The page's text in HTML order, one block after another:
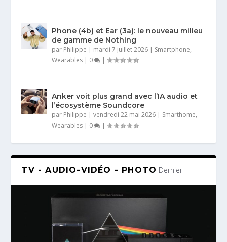
Phone (4b) et Ear (3a): le nouveau milieu
de gamme de Nothing
par Philippe mardi 7 juillet 2026 Smartphone,
Wearables
0 |
Anker voit plus grand avec l’IA audio et
l’écosystème Soundcore
par Philippe |vendredi 22 mai 2026 Smarthome,
Wearables
0 |
TV - AUDIO-VIDÉO - PHOTO Dernier